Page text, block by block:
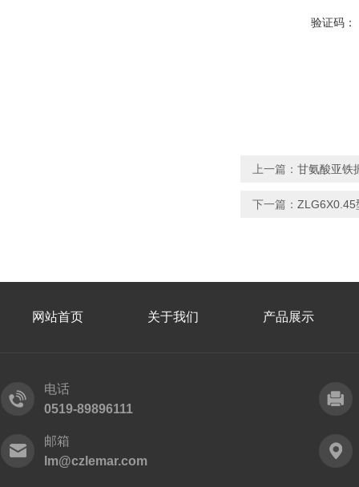
验证码：
上一篇： 甘氨酸亚铁
下一篇： ZLG6X0.45
网站首页 关于我们 产品展示
电话
0519-89896111
邮箱
lm@czlemar.com